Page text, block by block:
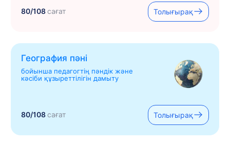
80/108сағат Толығырақ
География пәні
бойынша педагогтің пәндік және
кәсіби құзыреттілігін дамыту
80/108сағат Толығырақ